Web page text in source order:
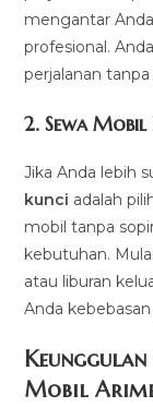
mengantar
profesional.
perjalanan
2.Sewa Mobil
Jika Anda lebih
kunci adalah
mobil tanpa
kebutuhan.
atau liburan
Anda
Keunggulan
Mobil